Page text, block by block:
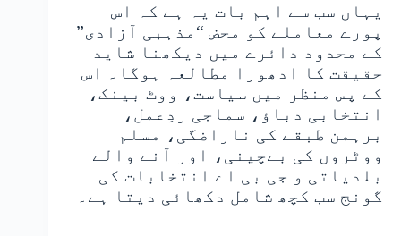
یہاں سب سے اہم بات یہ ہے کہ اس
پورے معاملے کو محض “مذہبی آزادی”
کے محدود دائرے میں دیکھنا شاید
حقیقت کا ادھورا مطالعہ ہوگا۔ اس
کے پس منظر میں سیاست، ووٹ بینک،
انتخابی دباؤ، سماجی ردِعمل،
برہمن طبقے کی ناراضگی، مسلم
ووٹروں کی بےچینی، اور آنے والے
بلدیاتی و جی بی اے انتخابات کی
گونج سب کچھ شامل دکھائی دیتا ہے۔